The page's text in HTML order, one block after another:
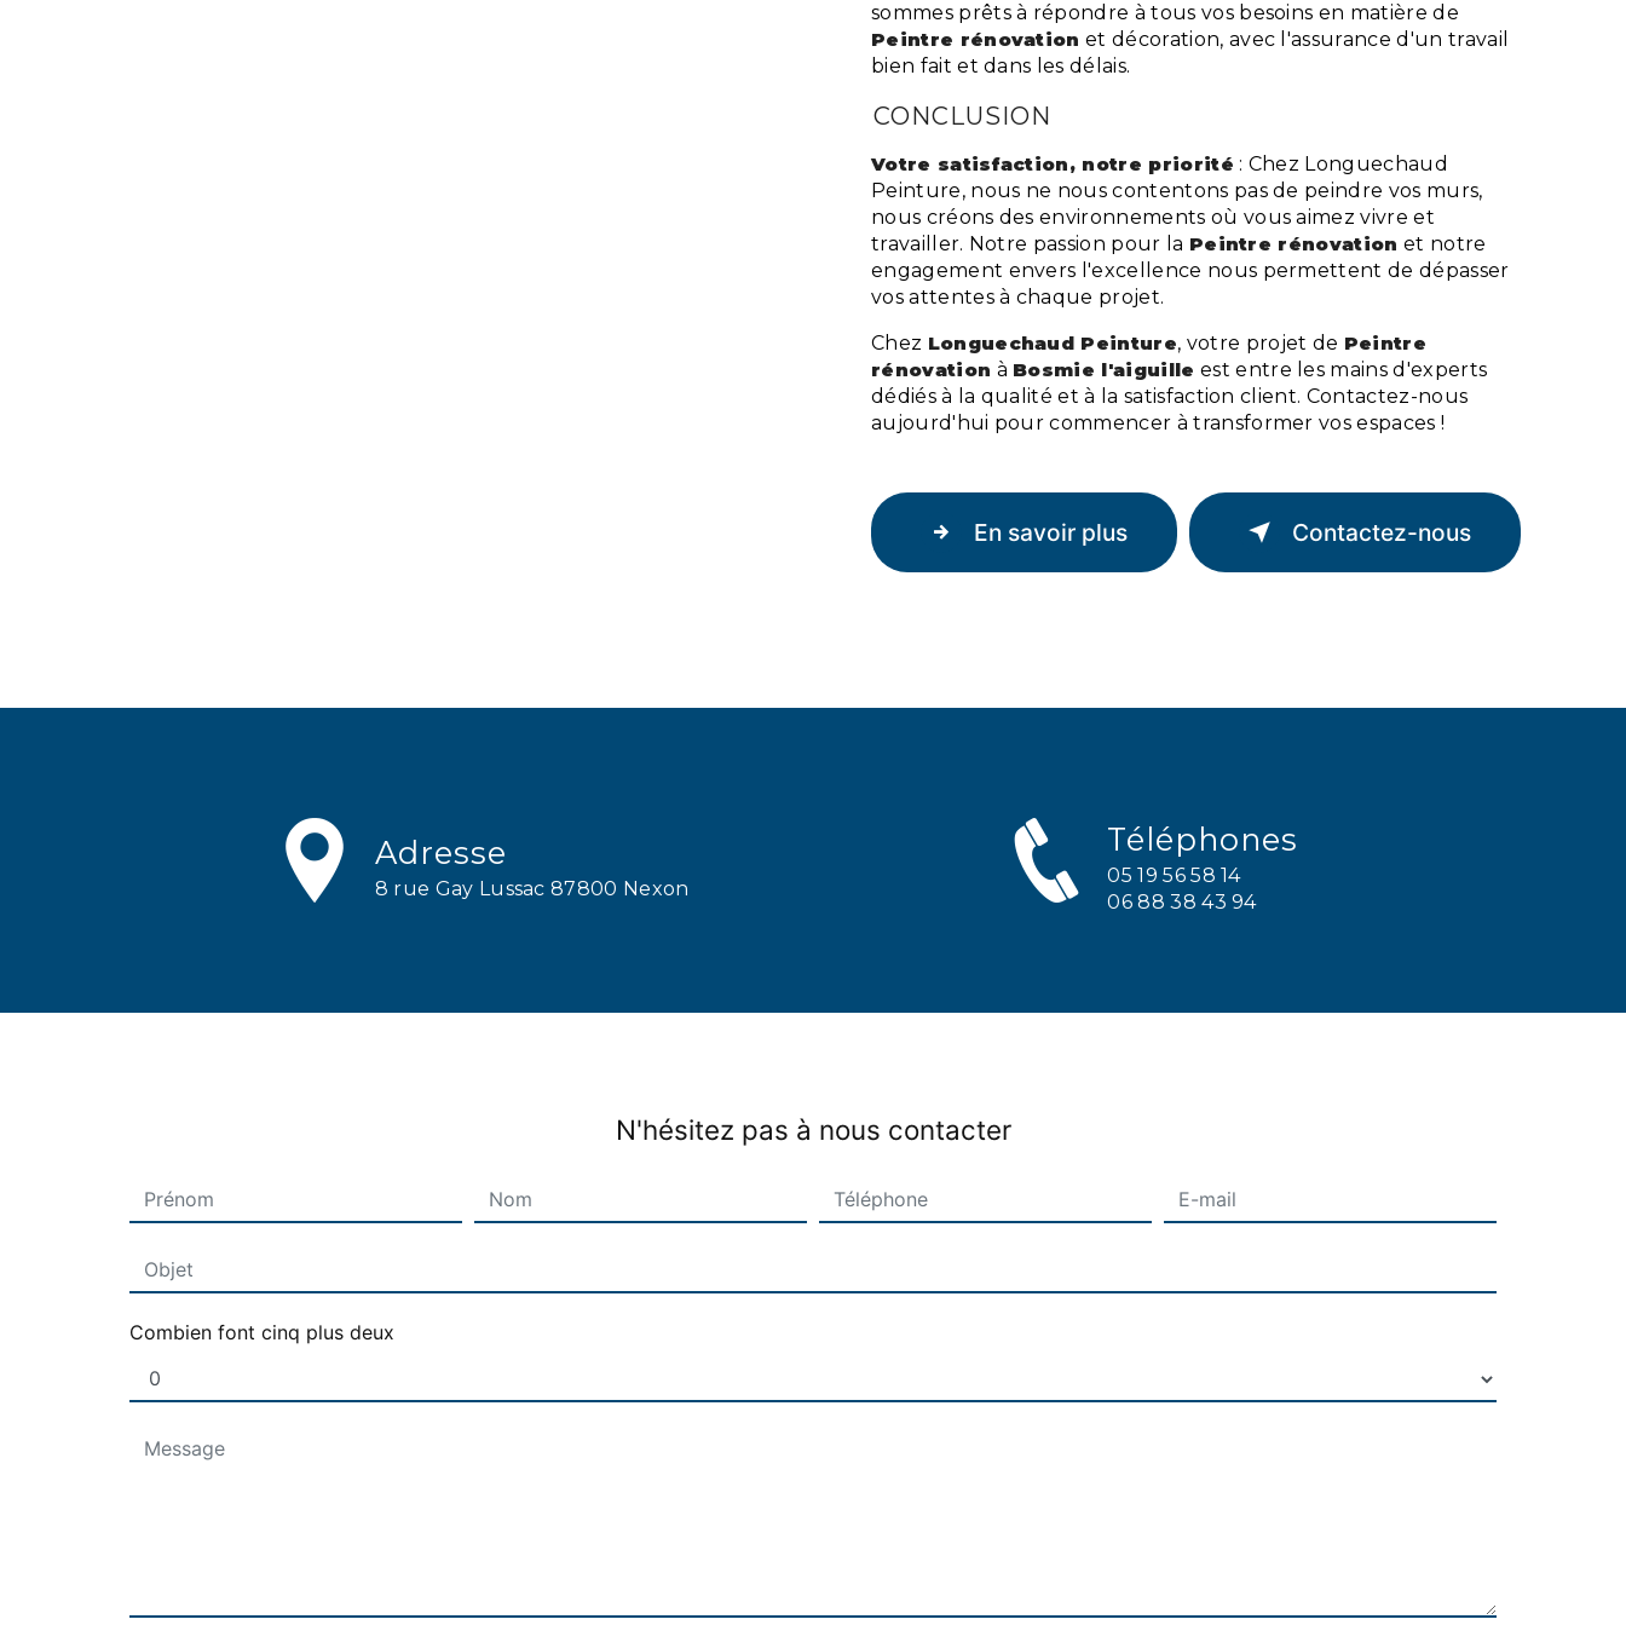
sommes prêts à répondre à tous vos besoins en matière de
Peintre rénovation et décoration, avec l'assurance d'un travail
bien fait et dans les délais.
CONCLUSION
Votre satisfaction, notre priorité : Chez Longuechaud
Peinture, nous ne nous contentons pas de peindre vos murs,
nous créons des environnements où vous aimez vivre et
travailler. Notre passion pour la Peintre rénovation et notre
engagement envers l'excellence nous permettent de dépasser
vos attentes à chaque projet.
Chez Longuechaud Peinture, votre projet de Peintre
rénovation à Bosmie l'aiguille est entre les mains d'experts
dédiés à la qualité et à la satisfaction client. Contactez-nous
aujourd'hui pour commencer à transformer vos espaces !
En savoir plus Contactez-nous
Adresse
8 rue Gay Lussac 87800 Nexon
Téléphones
05 19 56 58 14
06 88 38 43 94
N'hésitez pas à nous contacter
Combien font cinq plus deux